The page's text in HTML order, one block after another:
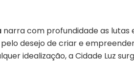
narra com profundidade as lutas
desejo de criar e
idealização, a Cidade Luz